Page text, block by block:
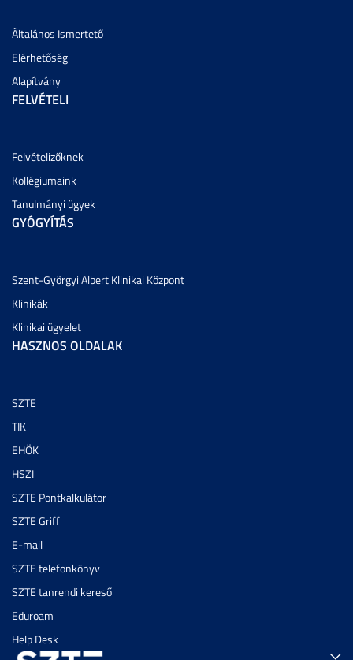
Általános Ismertető
Elérhetőség
Alapítvány
FELVÉTELI
Felvételizőknek
Kollégiumaink
Tanulmányi ügyek
GYÓGYÍTÁS
Szent-Györgyi Albert Klinikai Központ
Klinikák
Klinikai ügyelet
HASZNOS OLDALAK
SZTE
TIK
EHÖK
HSZI
SZTE Pontkalkulátor
SZTE Griff
E-mail
SZTE telefonkönyv
SZTE tanrendi kereső
Eduroam
Help Desk